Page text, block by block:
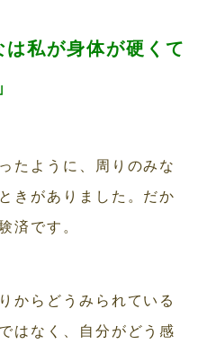
私が身体が硬くて
たように、周りのみな
きがありました。だか
済です。
からどうみられている
はなく、自分がどう感